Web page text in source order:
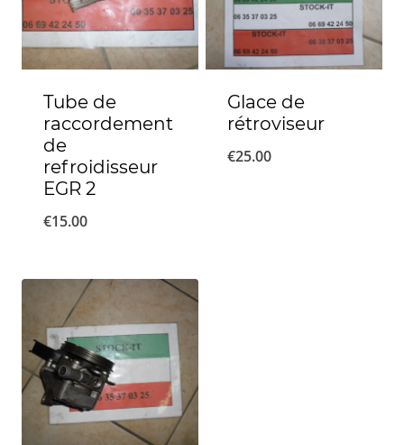
Tube de
raccordement
de
refroidisseur
EGR 2
€15.00
Glace de
rétroviseur
€25.00